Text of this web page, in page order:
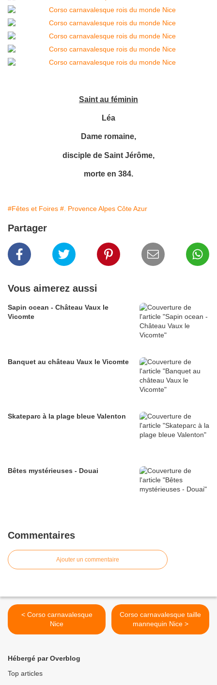
Saint au féminin
Léa
Dame romaine,
disciple de Saint Jérôme,
morte en 384.
#Fêtes et Foires #. Provence Alpes Côte Azur
Partager
Vous aimerez aussi
Sapin ocean - Château Vaux le
Vicomte
Banquet au château Vaux le Vicomte
Skateparc à la plage bleue Valenton
Bêtes mystérieuses - Douai
Commentaires
Ajouter un commentaire
< Corso carnavalesque
Nice
Corso carnavalesque taille
mannequin Nice >
Hébergé par Overblog
Top articles